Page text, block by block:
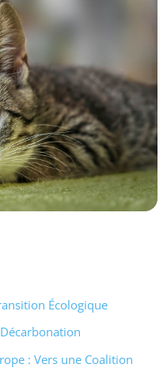
Écologique
: Vers une Coalition